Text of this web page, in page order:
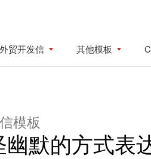
外贸开发信 其他模板
模板
幽默的方式表